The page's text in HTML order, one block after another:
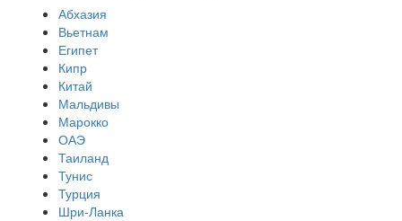
Абхазия
Вьетнам
Египет
Кипр
Китай
Мальдивы
Марокко
ОАЭ
Таиланд
Тунис
Турция
Шри-Ланка